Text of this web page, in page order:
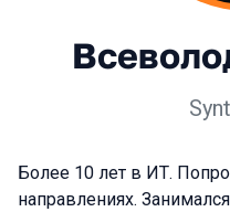
Более 10 лет в ИТ.
направлениях.